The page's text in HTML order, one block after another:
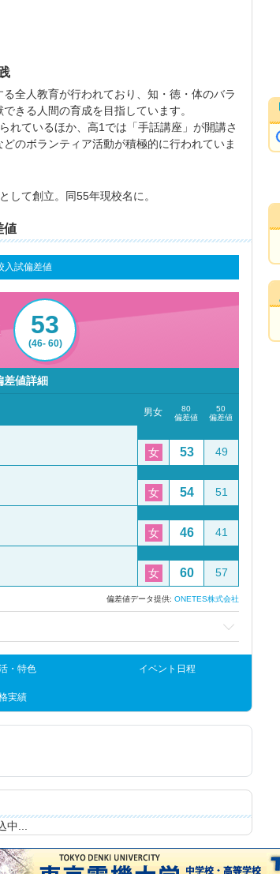
全人教育が行われており、知・徳・体のバラ
きる人間の育成を目指しています。
れているほか、高1では「手話講座」が開講さ
のボランティア活動が積極的に行われていま
して創立。同55年現校名に。
値
入試偏差値
53
(46- 60)
差値詳細
男女
80
偏差値
50
偏差値
女 53
49
女 54
51
女 46
41
女 60 57
偏差値データ提供: ONETES株式会社
・特色 イベント日程
実績
中...